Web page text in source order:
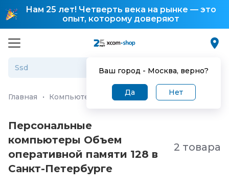
Нам 25 лет! Четверть века на рынке — это
опыт, которому доверяют
Ваш город - Москва, верно?
Да Нет
Главная · Компьютеры и ноутбуки Персональные
Персональные
компьютеры Объем
оперативной памяти 128 в
Санкт-Петербургe
2 товара